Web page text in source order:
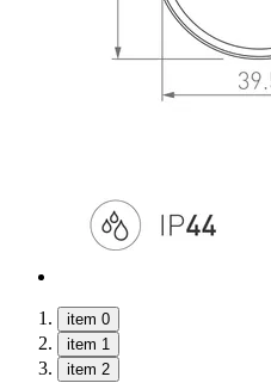
item 0
item 1
item 2